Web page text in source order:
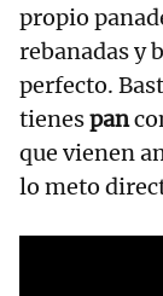
propio
rebanadas y
perfecto.
tienespan
que vienen
lo meto